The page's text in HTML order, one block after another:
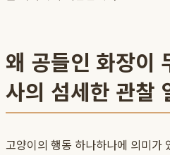
왜 공들인 화장이
사의 섬세한 관찰
고양이의 행동 하나하나에 의미가